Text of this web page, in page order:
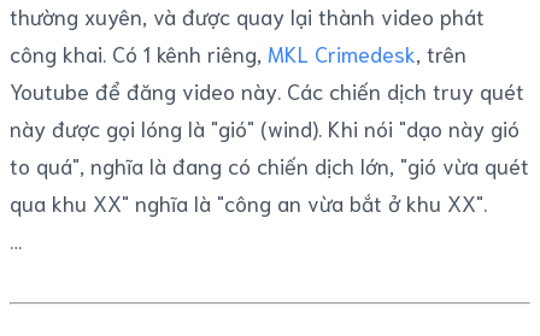
thường xuyên, và được quay lại thành video phát
công khai. Có 1 kênh riêng, MKL Crimedesk, trên
Youtube để đăng video này. Các chiến dịch truy quét
này được gọi lóng là "gió" (wind). Khi nói "dạo này gió
to quá", nghĩa là đang có chiến dịch lớn, "gió vừa quét
qua khu XX" nghĩa là "công an vừa bắt ở khu XX".